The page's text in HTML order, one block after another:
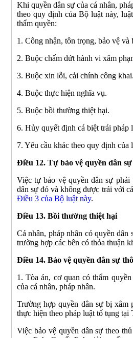
Khi quyền dân sự của cá nhân,
theo quy định của Bộ luật này,
thẩm quyền:
1. Công nhận, tôn trọng, bảo vệ
2. Buộc chấm dứt hành vi xâm
3. Buộc xin lỗi, cải chính công
4. Buộc thực hiện nghĩa vụ.
5. Buộc bồi thường thiệt hại.
6. Hủy quyết định cá biệt trái pháp
7. Yêu cầu khác theo quy định của
Điều 12. Tự bảo vệ quyền dân sự
Việc tự bảo vệ quyền dân sự
dân sự đó và không được trái với
Điều 3 của Bộ luật này.
Điều 13. Bồi thường thiệt hại
Cá nhân, pháp nhân có quyền
trường hợp các bên có thỏa thuận
Điều 14. Bảo vệ quyền dân sự
1. Tòa án, cơ quan có thẩm
của cá nhân, pháp nhân.
Trường hợp quyền dân sự bị xâm
thực hiện theo pháp luật tố tụng tại
Việc bảo vệ quyền dân sự theo